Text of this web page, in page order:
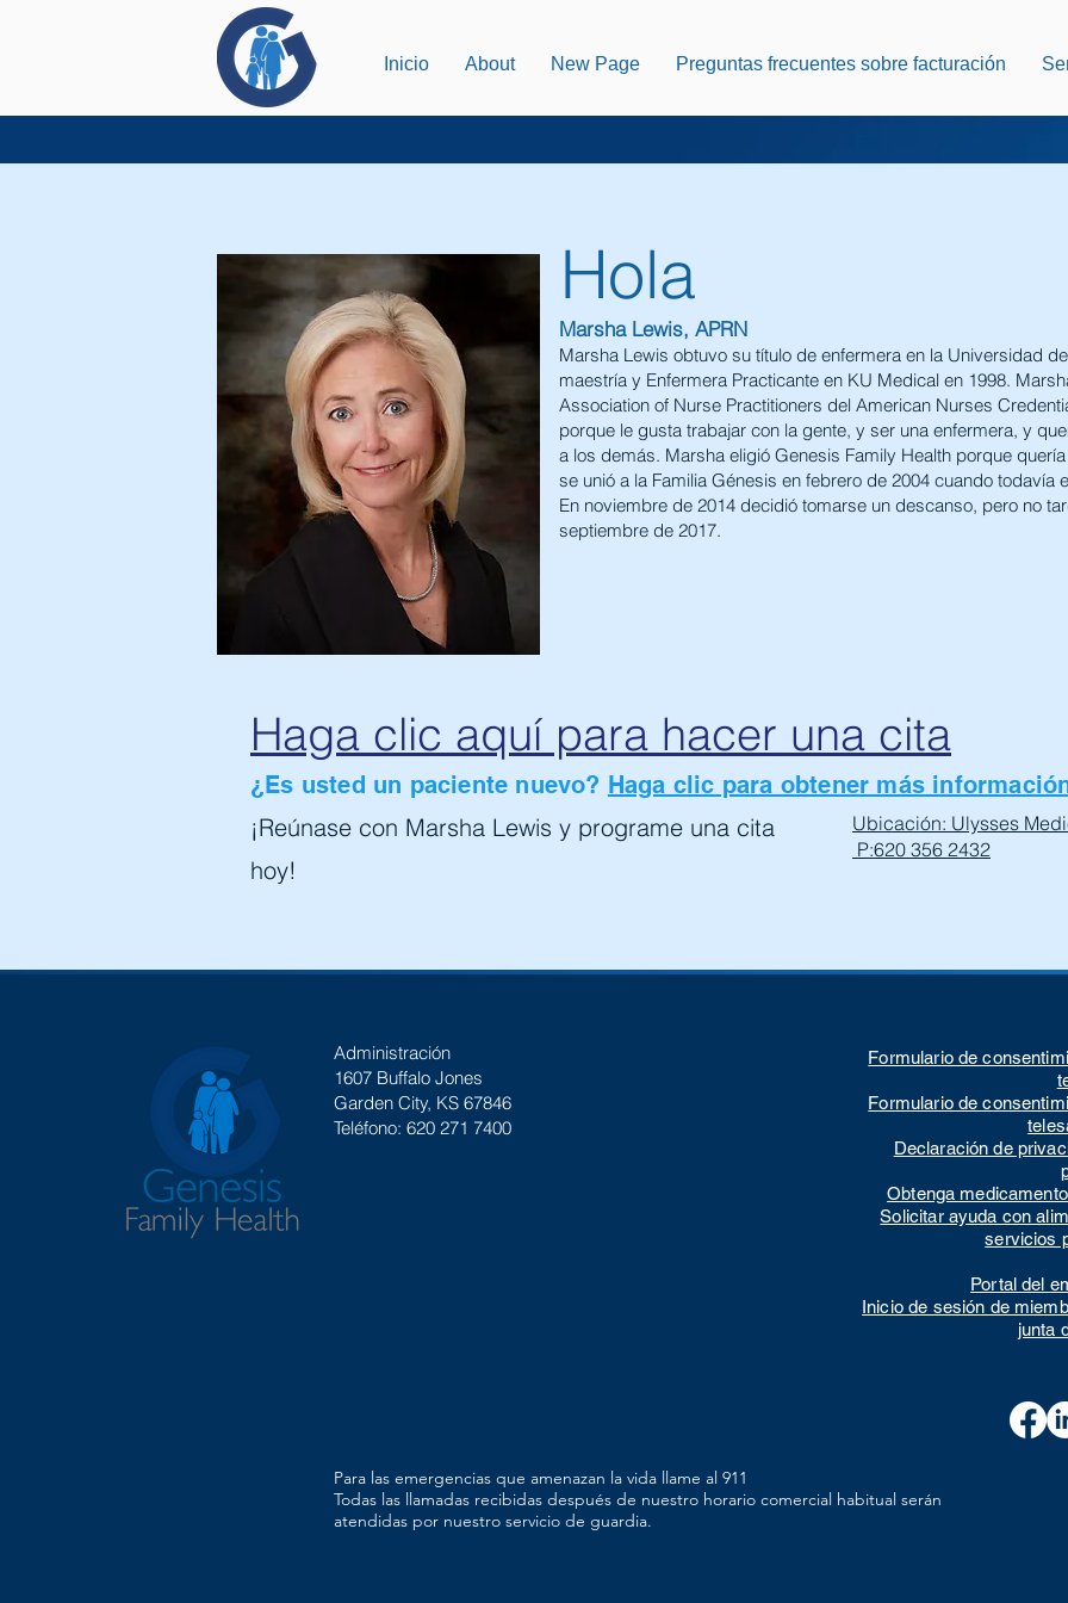
Inicio About New Page Preguntas frecuentes sobre facturación
Hola
Marsha Lewis, APRN
Marsha Lewis obtuvo su título de enfermera en la Universidad
maestría y Enfermera Practicante en KU Medical en 1998.
Association of Nurse Practitioners del American Nurses
porque le gusta trabajar con la gente, y ser una enfermera, y
a los demás. Marsha eligió Genesis Family Health porque
se unió a la Familia Génesis en febrero de 2004 cuando todavía
En noviembre de 2014 decidió tomarse un descanso, pero no
septiembre de 2017.
Haga clic aquí para hacer una cita
¿Es usted un paciente nuevo? Haga clic para obtener más
¡Reúnase con Marsha Lewis y programe una cita
hoy!
Ubicación: Ulysses
P:620 356 2432
Administración
1607 Buffalo Jones
Garden City, KS 67846
Teléfono: 620 271 7400
Formulario de
Formulario de
Declaración de
Obtenga
Solicitar ayuda con
servicios
Portal del
Inicio de sesión de
junta
Para las emergencias que amenazan la vida llame al 911
Todas las llamadas recibidas después de nuestro horario comercial habitual serán
atendidas por nuestro servicio de guardia.